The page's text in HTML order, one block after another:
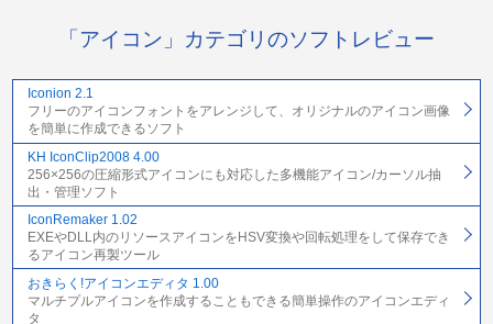
「アイコン」カテゴリのソフトレビュー
Iconion 2.1
フリーのアイコンフォントをアレンジして、オリジナルのアイコン画像
を簡単に作成できるソフト
KH IconClip2008 4.00
256×256の圧縮形式アイコンにも対応した多機能アイコン/カーソル抽
出・管理ソフト
IconRemaker 1.02
EXEやDLL内のリソースアイコンをHSV変換や回転処理をして保存でき
るアイコン再製ツール
おきらく!アイコンエディタ 1.00
マルチプルアイコンを作成することもできる簡単操作のアイコンエディ
タ